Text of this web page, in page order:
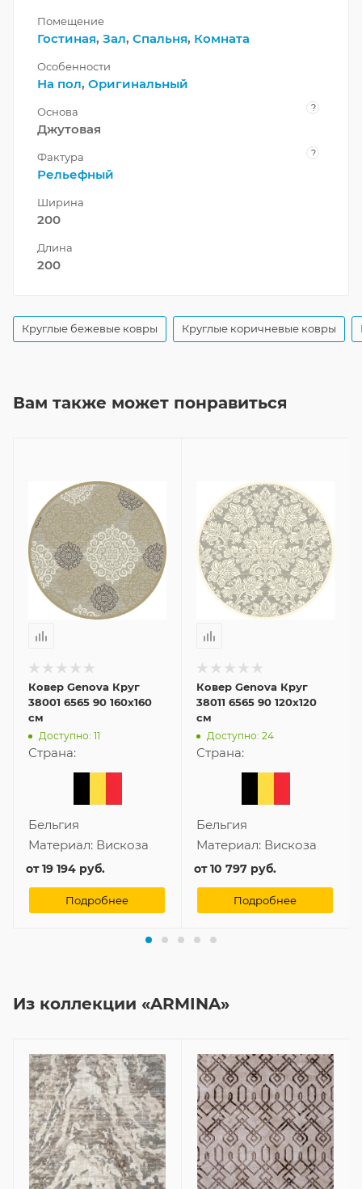
Помещение
Гостиная, Зал, Спальня, Комната
Особенности
На пол, Оригинальный
Основа ?
Джутовая
Фактура ?
Рельефный
Ширина
200
Длина
200
Круглые бежевые ковры Круглые коричневые ковры
Вам также может понравиться
Ковер Genova Круг
38001 6565 90 160x160
см
Доступно: 11
Страна:
Бельгия
Материал: Вискоза
от19 194 руб.
Подробнее
Ковер Genova Круг
38011 6565 90 120x120
см
Доступно: 24
Страна:
Бельгия
Материал: Вискоза
от10 797 руб.
Подробнее
Из коллекции «ARMINA»